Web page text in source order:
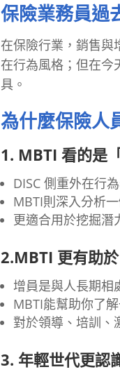
保險業務員過
在保險行業，銷售與
在行為風格；但在今
具。
為什麼保險人
1. MBTI 看的是
DISC 側重外在行
MBTI則深入分析
更適合用於挖掘潛
2.MBTI 更有助於
增員是與人長期相
MBTI能幫助你了
對於領導、培訓、
3. 年輕世代更認